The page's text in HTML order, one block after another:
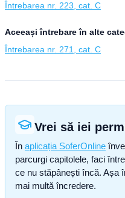
Întrebarea nr. 223, cat. C
Aceeași întrebare în alte
Întrebarea nr. 271, cat. C
Vrei să iei
În aplicația SoferOnline
parcurgi capitolele, faci
ce nu stăpânești încă. Așa
mai multă încredere.